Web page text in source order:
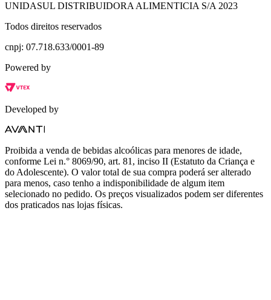
UNIDASUL DISTRIBUIDORA ALIMENTICIA S/A 2023
Todos direitos reservados
cnpj: 07.718.633/0001-89
Powered by
Developed by
Proibida a venda de bebidas alcoólicas para menores de idade,
conforme Lei n.° 8069/90, art. 81, inciso II (Estatuto da Criança e
do Adolescente). O valor total de sua compra poderá ser alterado
para menos, caso tenho a indisponibilidade de algum item
selecionado no pedido. Os preços visualizados podem ser diferentes
dos praticados nas lojas físicas.